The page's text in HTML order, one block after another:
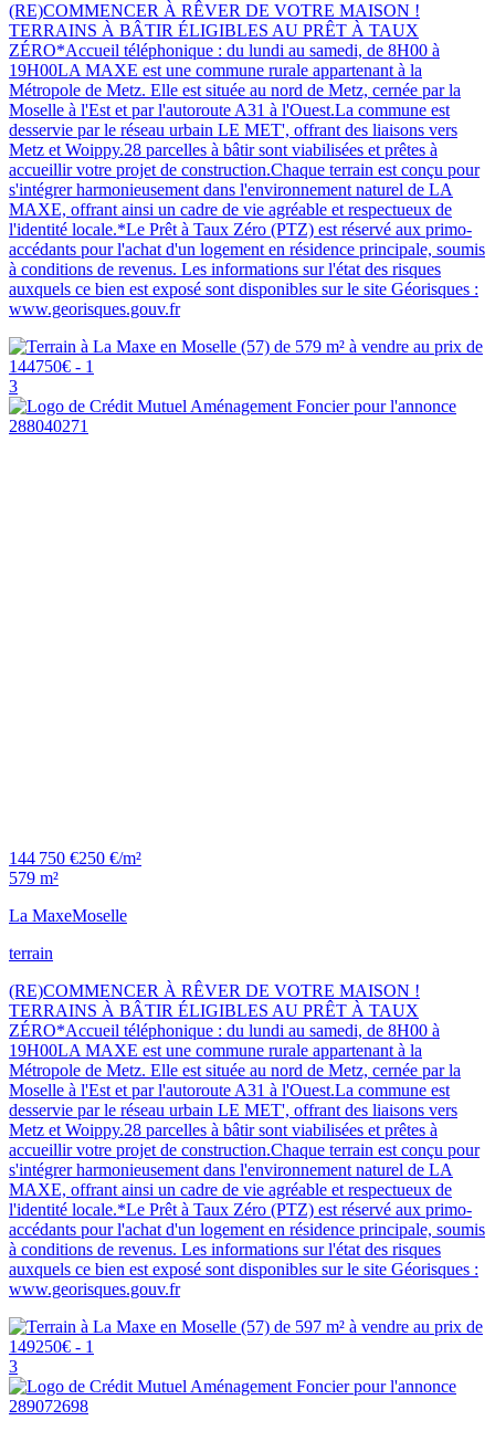
(RE)COMMENCER À RÊVER DE VOTRE MAISON !
TERRAINS À BÂTIR ÉLIGIBLES AU PRÊT À TAUX
ZÉRO*Accueil téléphonique : du lundi au samedi, de 8H00 à
19H00LA MAXE est une commune rurale appartenant à la
Métropole de Metz. Elle est située au nord de Metz, cernée par la
Moselle à l'Est et par l'autoroute A31 à l'Ouest.La commune est
desservie par le réseau urbain LE MET', offrant des liaisons vers
Metz et Woippy.28 parcelles à bâtir sont viabilisées et prêtes à
accueillir votre projet de construction.Chaque terrain est conçu pour
s'intégrer harmonieusement dans l'environnement naturel de LA
MAXE, offrant ainsi un cadre de vie agréable et respectueux de
l'identité locale.*Le Prêt à Taux Zéro (PTZ) est réservé aux primo-
accédants pour l'achat d'un logement en résidence principale, soumis
à conditions de revenus. Les informations sur l'état des risques
auxquels ce bien est exposé sont disponibles sur le site Géorisques :
www.georisques.gouv.fr
3
144 750 €250 €/m²
579 m²
La MaxeMoselle
terrain
(RE)COMMENCER À RÊVER DE VOTRE MAISON !
TERRAINS À BÂTIR ÉLIGIBLES AU PRÊT À TAUX
ZÉRO*Accueil téléphonique : du lundi au samedi, de 8H00 à
19H00LA MAXE est une commune rurale appartenant à la
Métropole de Metz. Elle est située au nord de Metz, cernée par la
Moselle à l'Est et par l'autoroute A31 à l'Ouest.La commune est
desservie par le réseau urbain LE MET', offrant des liaisons vers
Metz et Woippy.28 parcelles à bâtir sont viabilisées et prêtes à
accueillir votre projet de construction.Chaque terrain est conçu pour
s'intégrer harmonieusement dans l'environnement naturel de LA
MAXE, offrant ainsi un cadre de vie agréable et respectueux de
l'identité locale.*Le Prêt à Taux Zéro (PTZ) est réservé aux primo-
accédants pour l'achat d'un logement en résidence principale, soumis
à conditions de revenus. Les informations sur l'état des risques
auxquels ce bien est exposé sont disponibles sur le site Géorisques :
www.georisques.gouv.fr
3